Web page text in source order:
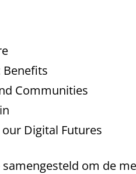
Benefits
Communities
Digital Futures
samengesteld om de